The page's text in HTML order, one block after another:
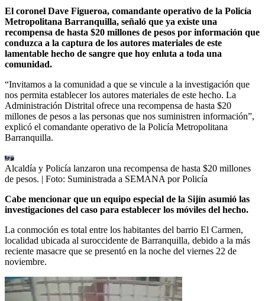
El coronel Dave Figueroa, comandante operativo de la Policía
Metropolitana Barranquilla, señaló que ya existe una
recompensa de hasta $20 millones de pesos por información que
conduzca a la captura de los autores materiales de este
lamentable hecho de sangre que hoy enluta a toda una
comunidad.
“Invitamos a la comunidad a que se vincule a la investigación que
nos permita establecer los autores materiales de este hecho. La
Administración Distrital ofrece una recompensa de hasta $20
millones de pesos a las personas que nos suministren información”,
explicó el comandante operativo de la Policía Metropolitana
Barranquilla.
Alcaldía y Policía lanzaron una recompensa de hasta $20 millones
de pesos. | Foto: Suministrada a SEMANA por Policía
Cabe mencionar que un equipo especial de la Sijín asumió las
investigaciones del caso para establecer los móviles del hecho.
La conmoción es total entre los habitantes del barrio El Carmen,
localidad ubicada al suroccidente de Barranquilla, debido a la más
reciente masacre que se presentó en la noche del viernes 22 de
noviembre.